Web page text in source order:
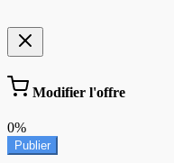
Modifier l'offre
0%
Publier